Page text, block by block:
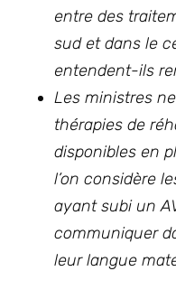
entre des
sud et dans le
entendent-ils
Les ministres
thérapies de
disponibles en
l’on considère
ayant subi un
communiquer
leur langue